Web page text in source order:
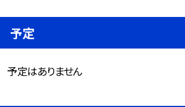
予定
予定はありません